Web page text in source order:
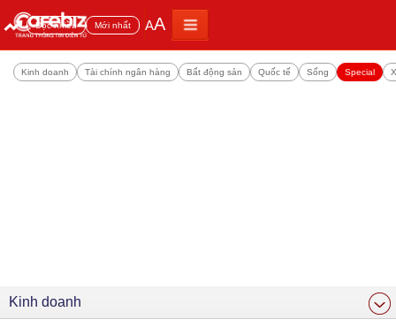
Đọc nhiều Mới nhất AA
Kinh doanh Tài chính ngân hàng Bất động sản Quốc tế Sống Special
Kinh doanh